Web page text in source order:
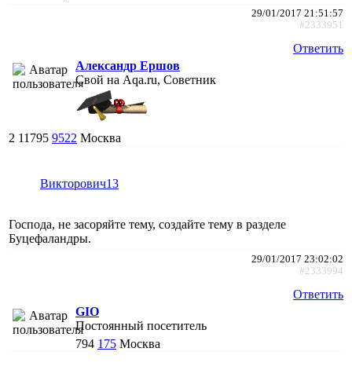
29/01/2017 21:51:57
#2333951
Ответить
Александр Ершов
Свой на Aqa.ru, Советник
2 11795 9522 Москва
Викторович13
Господа, не засоряйте тему, создайте тему в разделе
Буцефаландры.
29/01/2017 23:02:02
#2333994
Ответить
GIO
Постоянный посетитель
794 175 Москва